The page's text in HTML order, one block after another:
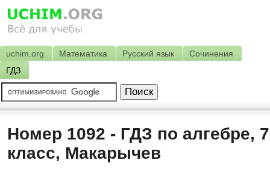
uchim.org Математика Русский язык
Сочинения
ГДЗ
Номер 1092 - ГДЗ по алгебре, 7
класс, Макарычев